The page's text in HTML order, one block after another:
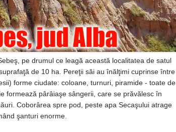
pe drumul ce leagă această localitatea de satul
de 10 ha. Pereţii săi au înălţimi cuprinse între
forme ciudate: coloane, turnuri, piramide - toate de
formează pârâiaşe sângerii, care se prăvălesc în
Coborârea spre pod, peste apa Secaşului atrage
şanturi enorme.